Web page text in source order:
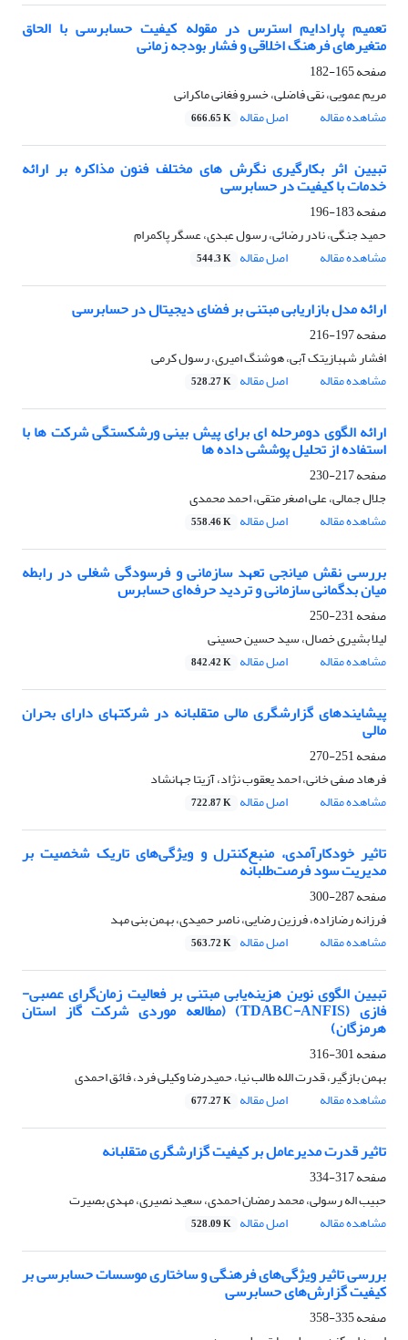
تعمیم پارادایم استرس در مقوله کیفیت حسابرسی با الحاق
متغیرهای فرهنگ اخلاقی و فشار بودجه زمانی
صفحه165-182
مریم عمویی، نقی فاضلی، خسرو فغانی ماکرانی
مشاهده مقاله
اصل مقاله 666.65 K
تبیین اثر بکارگیری نگرش های مختلف فنون مذاکره بر ارائه
خدمات با کیفیت در حسابرسی
صفحه183-196
حمید جنگی، نادر رضائی، رسول عبدی، عسگر پاکمرام
مشاهده مقاله
اصل مقاله 544.3 K
ارائه مدل بازاریابی مبتنی بر فضای دیجیتال در حسابرسی
صفحه197-216
افشار شهبازیتک آبی، هوشنگ امیری، رسول کرمی
مشاهده مقاله
اصل مقاله 528.27 K
ارائه الگوی دومرحله ای برای پیش بینی ورشکستگی شرکت ها با
استفاده از تحلیل پوششی داده ها
صفحه217-230
جلال جمالی، علی اصغر متقی، احمد محمدی
مشاهده مقاله
اصل مقاله 558.46 K
بررسی نقش میانجی تعهد سازمانی و فرسودگی شغلی در رابطه
میان بدگمانی سازمانی و تردید حرفه‌ای حسابرس
صفحه231-250
لیلا بشیری خصال، سید حسین حسینی
مشاهده مقاله
اصل مقاله 842.42 K
پیشایندهای گزارشگری مالی متقلبانه در شرکتهای دارای بحران
مالی
صفحه251-270
فرهاد صفی خانی، احمد یعقوب نژاد، آزیتا جهانشاد
مشاهده مقاله
اصل مقاله 722.87 K
تاثیر خودکارآمدی، منبع‌کنترل و ویژگی‌های تاریک شخصیت بر
مدیریت سود فرصت‌طلبانه
صفحه287-300
فرزانه رضازاده، فرزین رضایی، ناصر حمیدی، بهمن بنی مهد
مشاهده مقاله
اصل مقاله 563.72 K
تبیین الگوی نوین هزینه‌یابی مبتنی بر فعالیت زمان‌گرای عصبی-
فازی (TDABC-ANFIS) (مطالعه موردی شرکت گاز استان
هرمزگان)
صفحه301-316
بهمن بازگیر، قدرت الله طالب نیا، حمیدرضا وکیلی فرد، فائق احمدی
مشاهده مقاله
اصل مقاله 677.27 K
تاثیر قدرت مدیرعامل بر کیفیت گزارشگری متقلبانه
صفحه317-334
حبیب اله رسولی، محمد رمضان احمدی، سعید نصیری، مهدی بصیرت
مشاهده مقاله
اصل مقاله 528.09 K
بررسی تاثیر ویژگی‌های فرهنگی و ساختاری موسسات حسابرسی بر
کیفیت گزارش‌های حسابرسی
صفحه335-358